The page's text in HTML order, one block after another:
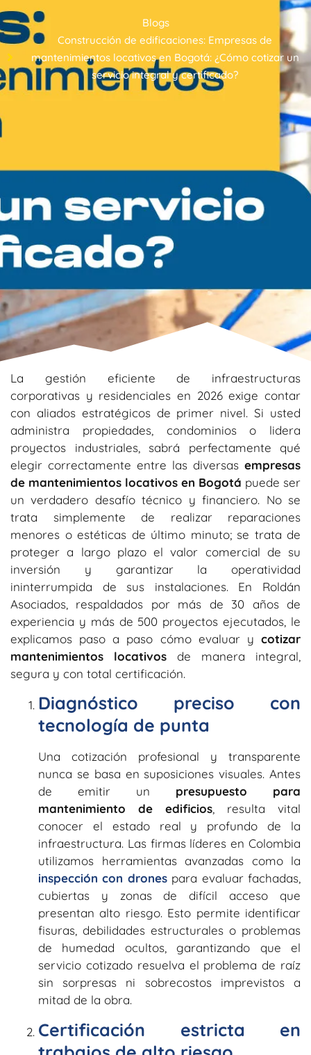
Blogs
Construcción de edificaciones: Empresas de
mantenimientos locativos en Bogotá: ¿Cómo cotizar un
servicio integral y certificado?
La gestión eficiente de infraestructuras
corporativas y residenciales en 2026 exige contar
con aliados estratégicos de primer nivel. Si usted
administra propiedades, condominios o lidera
proyectos industriales, sabrá perfectamente qué
elegir correctamente entre las diversas empresas
de mantenimientos locativos en Bogotá puede ser
un verdadero desafío técnico y financiero. No se
trata simplemente de realizar reparaciones
menores o estéticas de último minuto; se trata de
proteger a largo plazo el valor comercial de su
inversión y garantizar la operatividad
ininterrumpida de sus instalaciones. En Roldán
Asociados, respaldados por más de 30 años de
experiencia y más de 500 proyectos ejecutados, le
explicamos paso a paso cómo evaluar y cotizar
mantenimientos locativos de manera integral,
segura y con total certificación.
Diagnóstico preciso con
tecnología de punta
Una cotización profesional y transparente
nunca se basa en suposiciones visuales. Antes
de emitir un presupuesto para
mantenimiento de edificios, resulta vital
conocer el estado real y profundo de la
infraestructura. Las firmas líderes en Colombia
utilizamos herramientas avanzadas como la
inspección con dronespara evaluar fachadas,
cubiertas y zonas de difícil acceso que
presentan alto riesgo. Esto permite identificar
fisuras, debilidades estructurales o problemas
de humedad ocultos, garantizando que el
servicio cotizado resuelva el problema de raíz
sin sorpresas ni sobrecostos imprevistos a
mitad de la obra.
Certificación estricta en